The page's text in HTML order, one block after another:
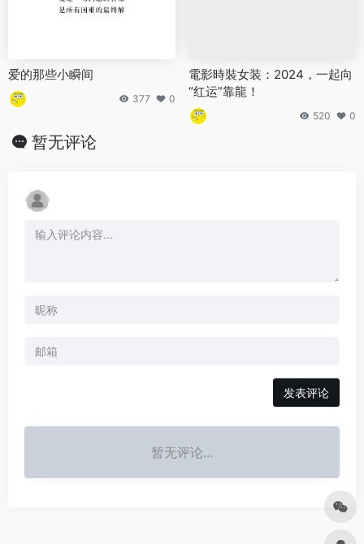
爱的那些小瞬间
377 0
電影時裝女装：2024，一起向
“红运”靠龍！
520 0
暂无评论
发表评论
暂无评论...